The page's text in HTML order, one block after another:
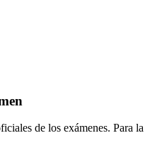
de los exámenes. Para la